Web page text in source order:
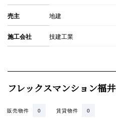
売主 地建
施工会社 技建工業
フレックスマンション福井
賃貸物件 0
販売物件 0